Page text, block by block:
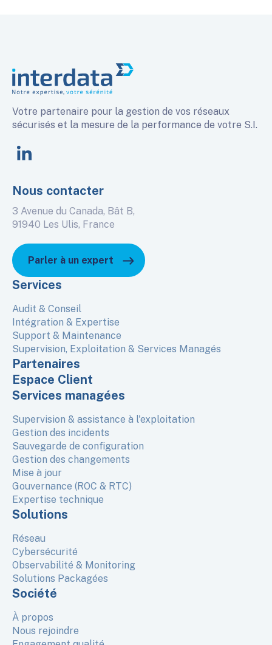
Votre partenaire pour la gestion de vos réseaux
sécurisés et la mesure de la performance de votre S.I.
linkedin
Nous contacter
3 Avenue du Canada, Bât B,
91940 Les Ulis, France
Parler à un expert
Services
Audit & Conseil
Intégration & Expertise
Support & Maintenance
Supervision, Exploitation & Services Managés
Partenaires
Espace Client
Services managées
Supervision & assistance à l'exploitation
Gestion des incidents
Sauvegarde de configuration
Gestion des changements
Mise à jour
Gouvernance (ROC & RTC)
Expertise technique
Solutions
Réseau
Cybersécurité
Observabilité & Monitoring
Solutions Packagées
Société
À propos
Nous rejoindre